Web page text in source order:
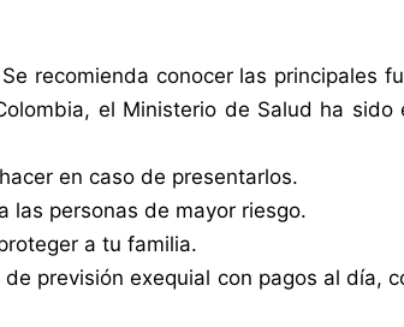
recomienda conocer las principales
el Ministerio de Salud ha sido
en caso de presentarlos.
las personas de mayor riesgo.
a tu familia.
previsión exequial con pagos al día,